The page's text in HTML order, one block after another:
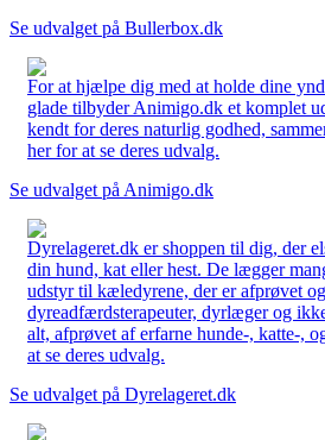
Se udvalget på Bullerbox.dk
For at hjælpe dig med at holde dine
glade tilbyder Animigo.dk et komplet
kendt for deres naturlig godhed,
her for at se deres udvalg.
Se udvalget på Animigo.dk
Dyrelageret.dk er shoppen til dig, der
din hund, kat eller hest. De lægger
udstyr til kæledyrene, der er afprøvet
dyreadfærdsterapeuter, dyrlæger og
alt, afprøvet af erfarne hunde-, katte-,
at se deres udvalg.
Se udvalget på Dyrelageret.dk